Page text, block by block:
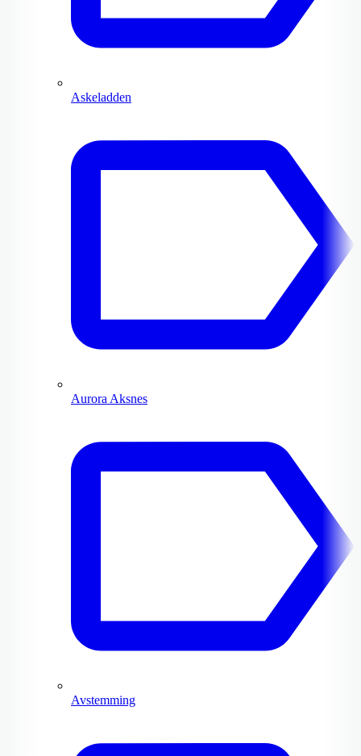
Askeladden
Aurora Aksnes
Avstemming